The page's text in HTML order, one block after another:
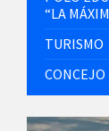
“LA
TURISMO